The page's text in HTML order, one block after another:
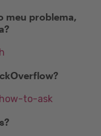
meu problema,
to-ask